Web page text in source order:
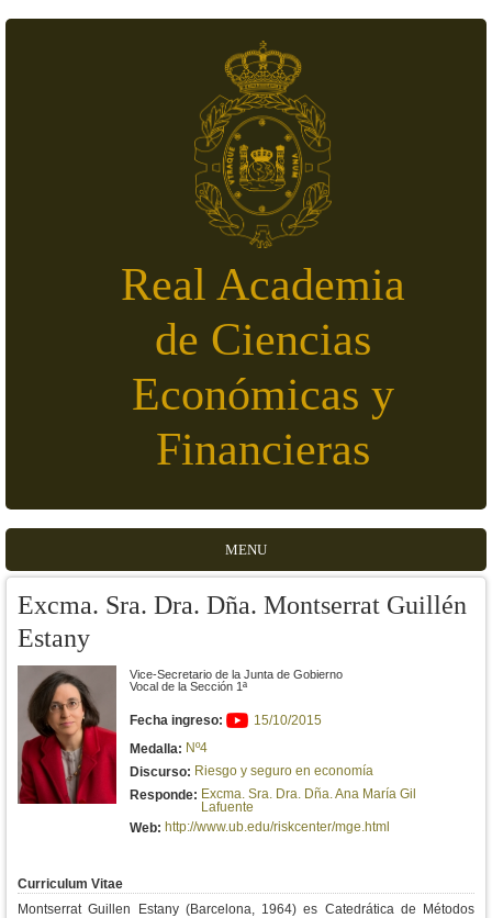
Real Academia
de Ciencias
Económicas y
Financieras
MENU
Excma. Sra. Dra. Dña. Montserrat Guillén
Estany
Vice-Secretario de la Junta de Gobierno
Vocal de la Sección 1ª
Fecha ingreso:
15/10/2015
Medalla: Nº4
Discurso: Riesgo y seguro en economía
Responde: Excma. Sra. Dra. Dña. Ana María Gil
Lafuente
Web: http://www.ub.edu/riskcenter/mge.html
Curriculum Vitae
Montserrat Guillen Estany (Barcelona, 1964)es Catedrática de Métodos